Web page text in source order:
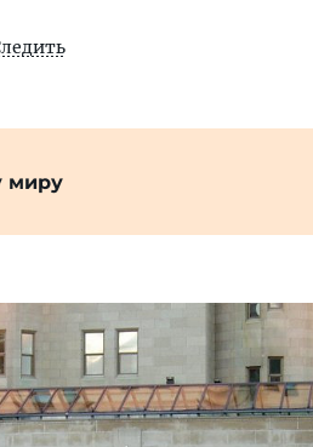
миру